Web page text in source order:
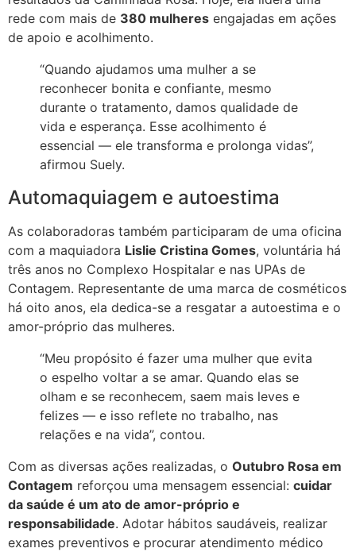
rede com mais de 380 mulheres engajadas em ações
de apoio e acolhimento.
“Quando ajudamos uma mulher a se
reconhecer bonita e confiante, mesmo
durante o tratamento, damos qualidade de
vida e esperança. Esse acolhimento é
essencial — ele transforma e prolonga vidas”,
afirmou Suely.
Automaquiagem e autoestima
As colaboradoras também participaram de uma oficina
com a maquiadora Lislie Cristina Gomes, voluntária há
três anos no Complexo Hospitalar e nas UPAs de
Contagem. Representante de uma marca de cosméticos
há oito anos, ela dedica-se a resgatar a autoestima e o
amor-próprio das mulheres.
“Meu propósito é fazer uma mulher que evita
o espelho voltar a se amar. Quando elas se
olham e se reconhecem, saem mais leves e
felizes — e isso reflete no trabalho, nas
relações e na vida”, contou.
Com as diversas ações realizadas, o Outubro Rosa em
Contagem reforçou uma mensagem essencial: cuidar
da saúde é um ato de amor-próprio e
responsabilidade. Adotar hábitos saudáveis, realizar
exames preventivos e procurar atendimento médico